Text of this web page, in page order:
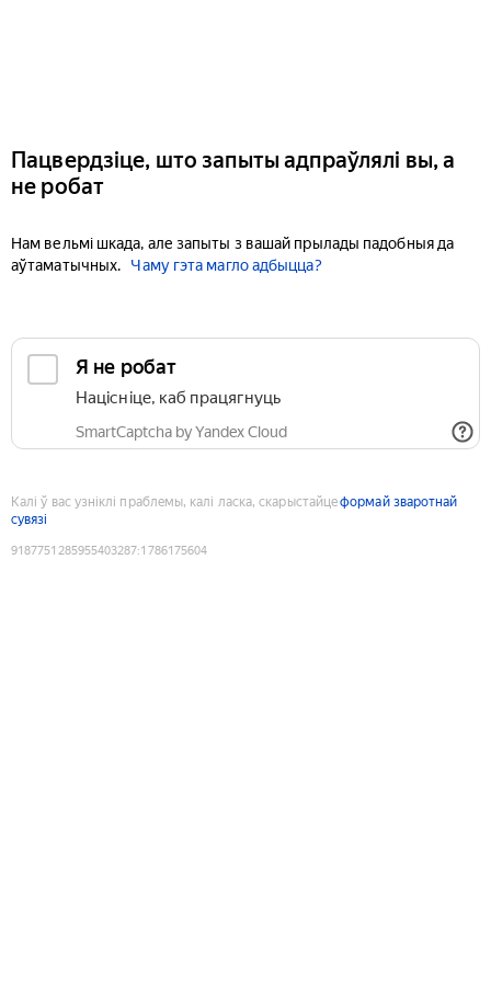
Пацвердзіце, што запыты адпраўлялі вы, а
не робат
Нам вельмі шкада, але запыты з вашай прылады падобныя да
аўтаматычных.
Чаму гэта магло адбыцца?
Я не робат
Націсніце, каб працягнуць
SmartCaptcha by Yandex Cloud
Калі ў вас узніклі праблемы, калі ласка, скарыстайцеформай зваротнай
сувязі
9187751285955403287:1786175604